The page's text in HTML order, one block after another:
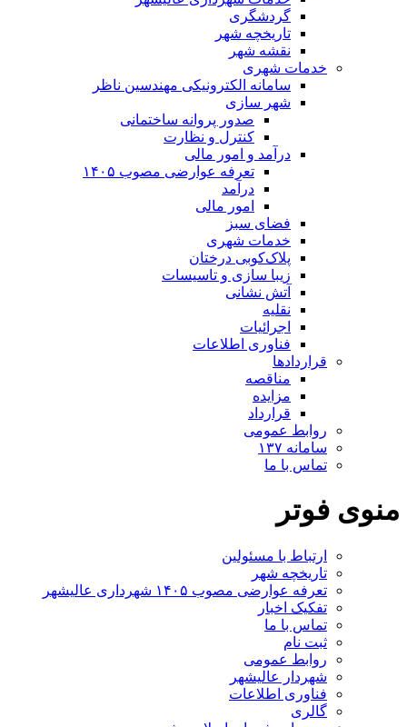
گردشگری
تاریخچه شهر
نقشه شهر
خدمات شهری
سامانه الکترونیکی مهندسین ناظر
شهر سازی
صدور پروانه ساختمانی
کنترل و نظارت
درآمد و امور مالی
تعرفه عوارضی مصوب ۱۴۰۵
درآمد
امور مالی
فضای سبز
خدمات شهری
پلاک‌کوبی درختان
زیبا سازی و تاسیسات
آتش نشانی
نقلیه
اجرائیات
فناوری اطلاعات
قراردادها
مناقصه
مزایده
قرارداد
روابط عمومی
سامانه ۱۳۷
تماس با ما
منوی فوتر
ارتباط با مسئولین
تاریخچه شهر
تعرفه عوارضی مصوب ۱۴۰۵ شهرداری عالیشهر
تفکیک اخبار
تماس با ما
ثبت نام
روابط عمومی
شهردار عالیشهر
فناوری اطلاعات
گالری